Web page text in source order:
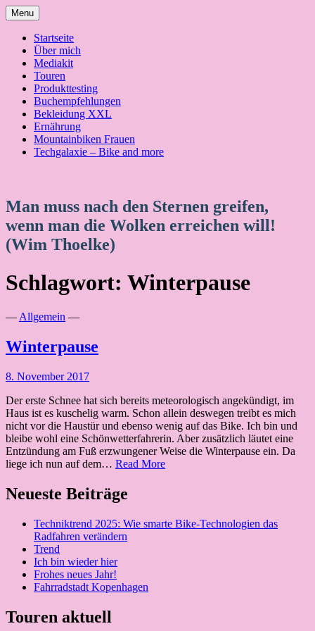
Skip
to
content
Menu
Startseite
Über mich
Mediakit
Touren
Produkttesting
Buchempfehlungen
Bekleidung XXL
Ernährung
Mountainbiken Frauen
Techgalaxie – Bike and more
Man muss nach den Sternen greifen,
wenn man die Wolken erreichen will!
(Wim Thoelke)
Schlagwort: Winterpause
— Allgemein —
Winterpause
8. November 2017
Der erste Schnee hat sich bereits meteorologisch angekündigt, im
Haus ist es kuschelig warm. Schon allein deswegen treibt es mich
nicht vor die Haustür und ebenso wenig auf das Bike. Ich bin und
bleibe wohl eine Schönwetterfahrerin. Aber zusätzlich läutet eine
Entzündung am Fuß erzwungener Weise die Winterpause ein. Da
liege ich nun auf dem… Read MoreWinterpause
Neueste Beiträge
Techniktrend 2025: Wie smarte Bike-Technologien das
Radfahren verändern
Trend
Ich bin wieder hier
Frohes neues Jahr!
Fahrradstadt Kopenhagen
Touren aktuell